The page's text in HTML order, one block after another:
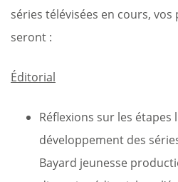
séries télévisées en cours,
seront :
Éditorial
Réflexions sur les
développement des
Bayard jeunesse